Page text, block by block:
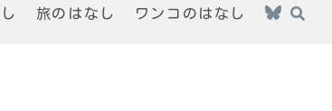
旅のはなし ワンコのはなし